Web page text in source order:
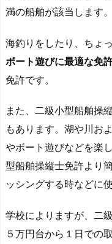
満の船舶が該当します。
海釣りをしたり、ちょ
ボート遊びに最適な免
免許です。
また、二級小型船舶操
もあります。湖や川お
やボート遊びなどを楽
型船舶操縦士免許より
ッシングする時などに
学校によりますが、二
５万円台から１日での